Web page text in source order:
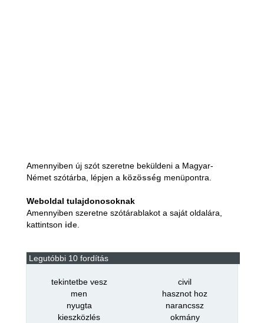
Amennyiben új szót szeretne beküldeni a Magyar-
Német szótárba, lépjen a közösség menüpontra.
Weboldal tulajdonosoknak
Amennyiben szeretne szótárablakot a saját oldalára,
kattintson ide.
Legutóbbi 10 fordítás
tekintetbe vesz
civil
men
hasznot hoz
nyugta
narancssz
kieszközlés
okmány